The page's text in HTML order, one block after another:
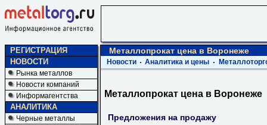
РЕГИСТРАЦИЯ
НОВОСТИ
Рынка металлов
Новости компаний
Информагентства
АНАЛИТИКА
Черные металлы
Металлопрокат цена в Воронеже
Новости Аналитика и цены
Металлопрокат цена в Воронеже
Предложения на продажу